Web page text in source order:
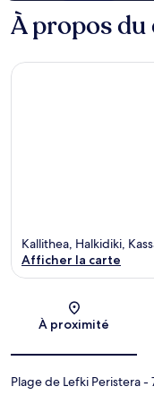
À propos
Kallithea, Halkidiki,
Afficher la carte
À proximité
Plage de Lefki Peristera-